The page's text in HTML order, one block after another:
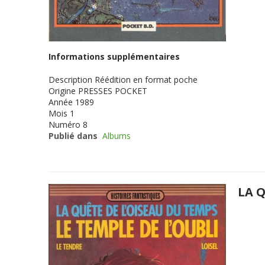
Informations supplémentaires
Description Réédition en format poche
Origine PRESSES POCKET
Année 1989
Mois 1
Numéro 8
Publié dans Albums
LA